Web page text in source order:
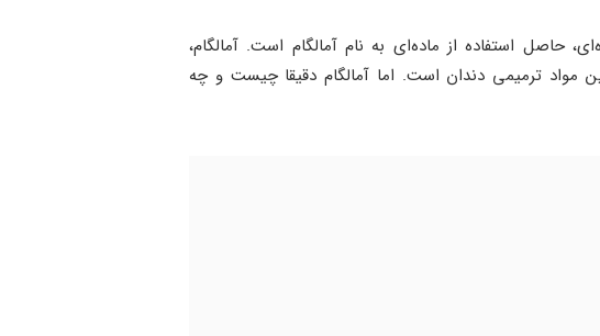
حاصل استفاده از ماده‌ای به نام آمالگام است. آمالگام،
مواد ترمیمی دندان است. اما آمالگام دقیقا چیست و چه